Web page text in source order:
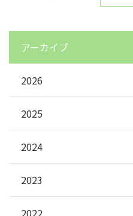
アーカイブ
2026
2025
2024
2023
2022